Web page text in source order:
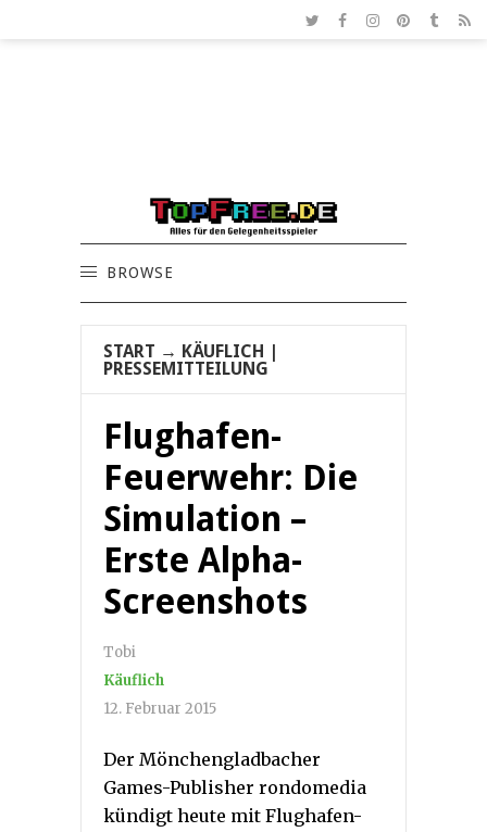
BROWSE
START → KÄUFLICH
PRESSEMITTEILUNG
Flughafen-
Feuerwehr: Die
Simulation –
Erste Alpha-
Screenshots
Tobi
Käuflich
12. Februar 2015
Der Mönchengladbacher
Games-Publisher rondomedia
kündigt heute mit Flughafen-